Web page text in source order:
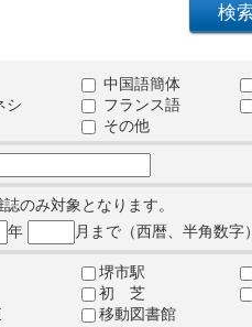
中国語簡体
シ フランス語
その他
のみ対象となります。
年 月まで（西暦、半角数字）
堺市駅
初 芝
移動図書館